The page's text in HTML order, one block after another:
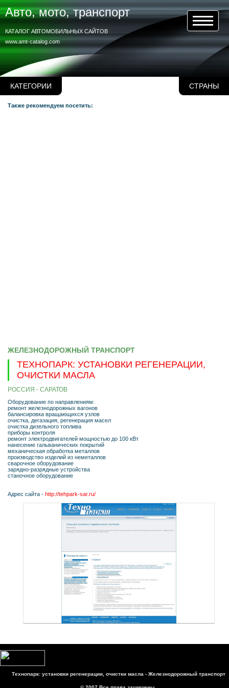
КАТЕГОРИИ СТРАНЫ
Авто, мото, транспорт
www.amt-catalog.com
КАТАЛОГ АВТОМОБИЛЬНЫХ САЙТОВ
Также рекомендуем посетить:
ЖЕЛЕЗНОДОРОЖНЫЙ ТРАНСПОРТ
ТЕХНОПАРК: УСТАНОВКИ РЕГЕНЕРАЦИИ,
ОЧИСТКИ МАСЛА
РОССИЯ - САРАТОВ
Оборудование по направлениям:
ремонт железнодорожных вагонов
балансировка вращающихся узлов
очистка, дегазация, регенерация масел
очистка дизельного топлива
приборы контроля
ремонт электродвигателей мощностью до 100 кВт
нанесение гальванических покрытий
механическая обработка металлов
производство изделий из неметаллов
сварочное оборудование
зарядно-разрядные устройства
станочное оборудование
Адрес сайта - http://tehpark-sar.ru/
Технопарк: установки регенерации, очистки масла - Железнодорожный транспорт